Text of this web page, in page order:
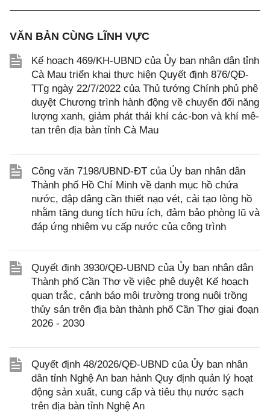
VĂN BẢN CÙNG LĨNH VỰC
Kế hoạch 469/KH-UBND của Ủy ban nhân dân tỉnh
Cà Mau triển khai thực hiện Quyết định 876/QĐ-
TTg ngày 22/7/2022 của Thủ tướng Chính phủ phê
duyệt Chương trình hành động về chuyển đổi năng
lượng xanh, giảm phát thải khí các-bon và khí mê-
tan trên địa bàn tỉnh Cà Mau
Công văn 7198/UBND-ĐT của Ủy ban nhân dân
Thành phố Hồ Chí Minh về danh mục hồ chứa
nước, đập dâng cần thiết nạo vét, cải tạo lòng hồ
nhằm tăng dung tích hữu ích, đảm bảo phòng lũ và
đáp ứng nhiệm vụ cấp nước của công trình
Quyết định 3930/QĐ-UBND của Ủy ban nhân dân
Thành phố Cần Thơ về việc phê duyệt Kế hoạch
quan trắc, cảnh báo môi trường trong nuôi trồng
thủy sản trên địa bàn thành phố Cần Thơ giai đoạn
2026 - 2030
Quyết định 48/2026/QĐ-UBND của Ủy ban nhân
dân tỉnh Nghệ An ban hành Quy định quản lý hoạt
động sản xuất, cung cấp và tiêu thụ nước sạch
trên địa bàn tỉnh Nghệ An